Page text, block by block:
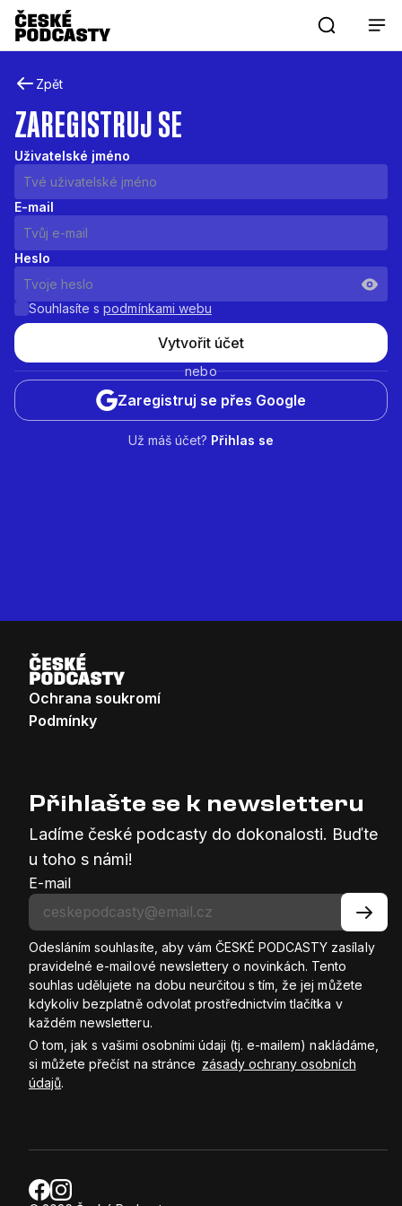
Zpět
ZAREGISTRUJ SE
Uživatelské jméno
E-mail
Heslo
Souhlasíte s podmínkami webu
Vytvořit účet
nebo
Zaregistruj se přes Google
Už máš účet? Přihlas se
Ochrana soukromí
Podmínky
Přihlašte se k newsletteru
Ladíme české podcasty do dokonalosti. Buďte
u toho s námi!
E-mail
Odesláním souhlasíte, aby vám ČESKÉ PODCASTY zasílaly
pravidelné e-mailové newslettery o novinkách. Tento
souhlas udělujete na dobu neurčitou s tím, že jej můžete
kdykoliv bezplatně odvolat prostřednictvím tlačítka v
každém newsletteru.
O tom, jak s vašimi osobními údaji (tj. e-mailem) nakládáme,
si můžete přečíst na stránce zásady ochrany osobních
údajů.